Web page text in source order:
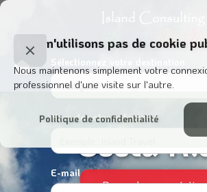
Nom de votre entreprise
E-mail
Costa
Demander une cotation
Close
Cookie
Popup
Nous n'utilisons pas de cookie
Nous maintenons simplement votre
professionnel d'une visite sur l'autre.
Politique de confidentialité